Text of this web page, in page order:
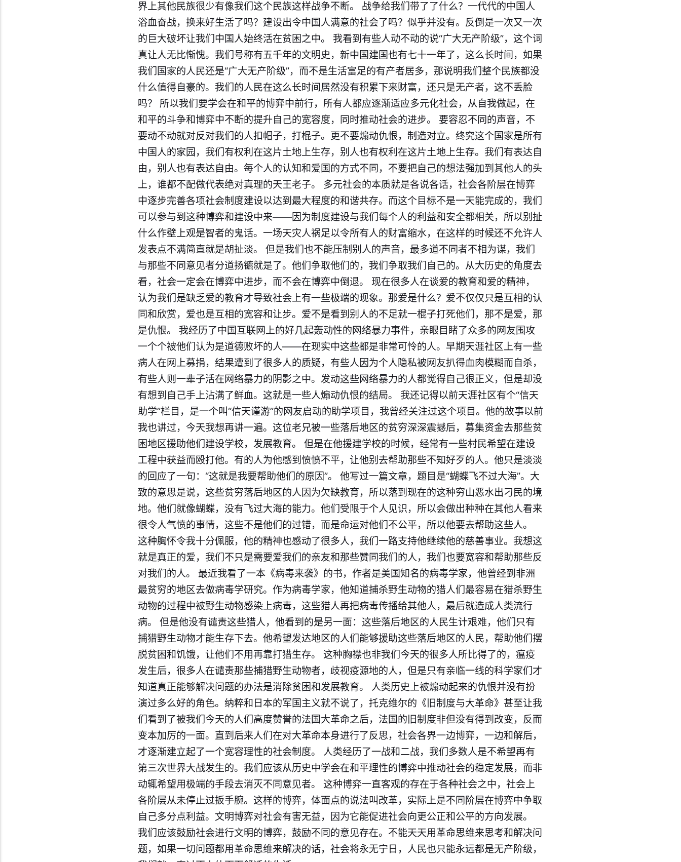
界上其他民族很少有像我们这个民族这样战争不断。 战争给我们带了了什么？一代代的中国人
浴血奋战，换来好生活了吗？建设出令中国人满意的社会了吗？似乎并没有。反倒是一次又一次
的巨大破坏让我们中国人始终活在贫困之中。 我看到有些人动不动的说“广大无产阶级”，这个词
真让人无比惭愧。我们号称有五千年的文明史，新中国建国也有七十一年了，这么长时间，如果
我们国家的人民还是“广大无产阶级”，而不是生活富足的有产者居多，那说明我们整个民族都没
什么值得自豪的。我们的人民在这么长时间居然没有积累下来财富，还只是无产者，这不丢脸
吗？ 所以我们要学会在和平的博弈中前行，所有人都应逐渐适应多元化社会，从自我做起，在
和平的斗争和博弈中不断的提升自己的宽容度，同时推动社会的进步。 要容忍不同的声音，不
要动不动就对反对我们的人扣帽子，打棍子。更不要煽动仇恨，制造对立。终究这个国家是所有
中国人的家园，我们有权利在这片土地上生存，别人也有权利在这片土地上生存。我们有表达自
由，别人也有表达自由。每个人的认知和爱国的方式不同，不要把自己的想法强加到其他人的头
上，谁都不配做代表绝对真理的天王老子。 多元社会的本质就是各说各话，社会各阶层在博弈
中逐步完善各项社会制度建设以达到最大程度的和谐共存。而这个目标不是一天能完成的，我们
可以参与到这种博弈和建设中来——因为制度建设与我们每个人的利益和安全都相关，所以别扯
什么作壁上观是智者的鬼话。一场天灾人祸足以令所有人的财富缩水，在这样的时候还不允许人
发表点不满简直就是胡扯淡。 但是我们也不能压制别人的声音，最多道不同者不相为谋，我们
与那些不同意见者分道扬镳就是了。他们争取他们的，我们争取我们自己的。从大历史的角度去
看，社会一定会在博弈中进步，而不会在博弈中倒退。 现在很多人在谈爱的教育和爱的精神，
认为我们是缺乏爱的教育才导致社会上有一些极端的现象。那爱是什么？爱不仅仅只是互相的认
同和欣赏，爱也是互相的宽容和让步。爱不是看到别人的不足就一棍子打死他们，那不是爱，那
是仇恨。 我经历了中国互联网上的好几起轰动性的网络暴力事件，亲眼目睹了众多的网友围攻
一个个被他们认为是道德败坏的人——在现实中这些都是非常可怜的人。早期天涯社区上有一些
病人在网上募捐，结果遭到了很多人的质疑，有些人因为个人隐私被网友扒得血肉模糊而自杀，
有些人则一辈子活在网络暴力的阴影之中。发动这些网络暴力的人都觉得自己很正义，但是却没
有想到自己手上沾满了鲜血。这就是一些人煽动仇恨的结局。 我还记得以前天涯社区有个“信天
助学”栏目，是一个叫“信天谨游”的网友启动的助学项目，我曾经关注过这个项目。他的故事以前
我也讲过，今天我想再讲一遍。这位老兄被一些落后地区的贫穷深深震撼后，募集资金去那些贫
困地区援助他们建设学校，发展教育。 但是在他援建学校的时候，经常有一些村民希望在建设
工程中获益而殴打他。有的人为他感到愤愤不平，让他别去帮助那些不知好歹的人。他只是淡淡
的回应了一句：“这就是我要帮助他们的原因”。 他写过一篇文章，题目是“蝴蝶飞不过大海”。大
致的意思是说，这些贫穷落后地区的人因为欠缺教育，所以落到现在的这种穷山恶水出刁民的境
地。他们就像蝴蝶，没有飞过大海的能力。他们受限于个人见识，所以会做出种种在其他人看来
很令人气愤的事情，这些不是他们的过错，而是命运对他们不公平，所以他要去帮助这些人。
这种胸怀令我十分佩服，他的精神也感动了很多人，我们一路支持他继续他的慈善事业。我想这
就是真正的爱，我们不只是需要爱我们的亲友和那些赞同我们的人，我们也要宽容和帮助那些反
对我们的人。 最近我看了一本《病毒来袭》的书，作者是美国知名的病毒学家，他曾经到非洲
最贫穷的地区去做病毒学研究。作为病毒学家，他知道捕杀野生动物的猎人们最容易在猎杀野生
动物的过程中被野生动物感染上病毒，这些猎人再把病毒传播给其他人，最后就造成人类流行
病。 但是他没有谴责这些猎人，他看到的是另一面：这些落后地区的人民生计艰难，他们只有
捕猎野生动物才能生存下去。他希望发达地区的人们能够援助这些落后地区的人民，帮助他们摆
脱贫困和饥饿，让他们不用再靠打猎生存。 这种胸襟也非我们今天的很多人所比得了的，瘟疫
发生后，很多人在谴责那些捕猎野生动物者，歧视疫源地的人，但是只有亲临一线的科学家们才
知道真正能够解决问题的办法是消除贫困和发展教育。 人类历史上被煽动起来的仇恨并没有扮
演过多么好的角色。纳粹和日本的军国主义就不说了，托克维尔的《旧制度与大革命》甚至让我
们看到了被我们今天的人们高度赞誉的法国大革命之后，法国的旧制度非但没有得到改变，反而
变本加厉的一面。直到后来人们在对大革命本身进行了反思，社会各界一边博弈，一边和解后，
才逐渐建立起了一个宽容理性的社会制度。 人类经历了一战和二战，我们多数人是不希望再有
第三次世界大战发生的。我们应该从历史中学会在和平理性的博弈中推动社会的稳定发展，而非
动辄希望用极端的手段去消灭不同意见者。 这种博弈一直客观的存在于各种社会之中，社会上
各阶层从未停止过扳手腕。这样的博弈，体面点的说法叫改革，实际上是不同阶层在博弈中争取
自己多分点利益。文明博弈对社会有害无益，因为它能促进社会向更公正和公平的方向发展。
我们应该鼓励社会进行文明的博弈，鼓励不同的意见存在。不能天天用革命思维来思考和解决问
题，如果一切问题都用革命思维来解决的话，社会将永无宁日，人民也只能永远都是无产阶级，